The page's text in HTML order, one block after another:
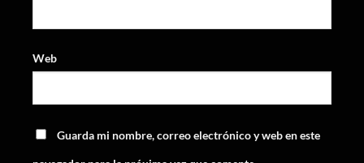
Web
Guarda mi nombre, correo electrónico y web en este